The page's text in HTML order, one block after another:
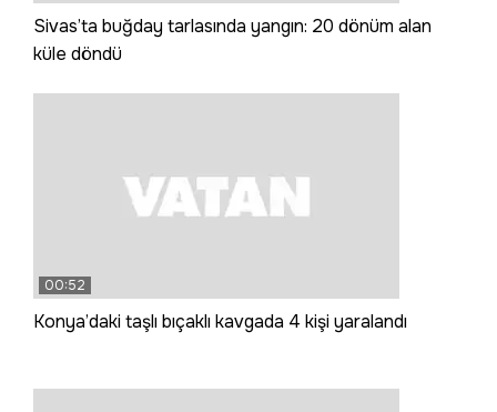
Sivas’ta buğday tarlasında yangın: 20 dönüm alan
küle döndü
00:52
Konya’daki taşlı bıçaklı kavgada 4 kişi yaralandı